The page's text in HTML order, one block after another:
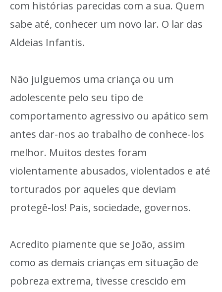
com histórias parecidas com a sua. Quem
sabe até, conhecer um novo lar. O lar das
Aldeias Infantis.
Não julguemos uma criança ou um
adolescente pelo seu tipo de
comportamento agressivo ou apático sem
antes dar-nos ao trabalho de conhece-los
melhor. Muitos destes foram
violentamente abusados, violentados e até
torturados por aqueles que deviam
protegê-los! Pais, sociedade, governos.
Acredito piamente que se João, assim
como as demais crianças em situação de
pobreza extrema, tivesse crescido em